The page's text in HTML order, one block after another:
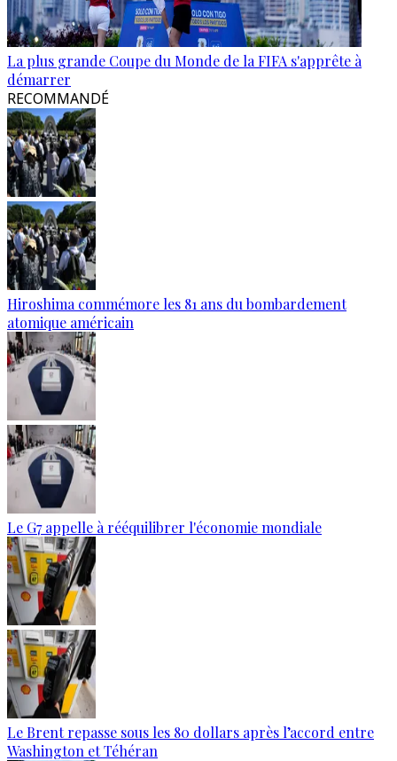
La plus grande Coupe du Monde de la FIFA s'apprête à
démarrer
RECOMMANDÉ
Hiroshima commémore les 81 ans du bombardement
atomique américain
Le G7 appelle à rééquilibrer l'économie mondiale
Le Brent repasse sous les 80 dollars après l’accord entre
Washington et Téhéran